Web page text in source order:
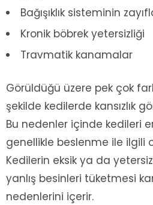
Bağışıklık sisteminin
Kronik böbrek yetersizliği
Travmatik kanamalar
Görüldüğü üzere pek çok
şekilde kedilerde kansızlık
Bu nedenler içinde kedileri
genellikle beslenme ile ilgili
Kedilerin eksik ya da
yanlış besinleri tüketmesi
nedenlerini içerir.